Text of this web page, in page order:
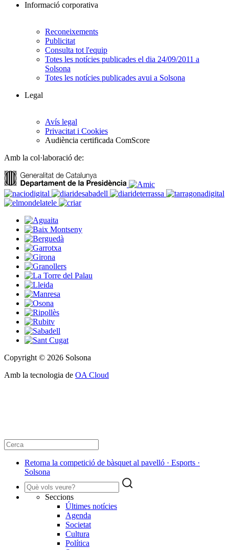
Informació corporativa
Reconeixements
Publicitat
Consulta tot l'equip
Totes les notícies publicades el dia 24/09/2011 a
Solsona
Totes les notícies publicades avui a Solsona
Legal
Avís legal
Privacitat i Cookies
Audiència certificada ComScore
Amb la col·laboració de:
Copyright © 2026 Solsona
Amb la tecnologia de OA Cloud
Retorna la competició de bàsquet al pavelló · Esports ·
Solsona
Seccions
Últimes notícies
Agenda
Societat
Cultura
Política